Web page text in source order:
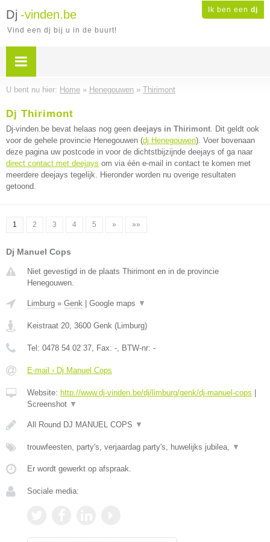
Ik ben een dj
Dj -vinden.be
Vind een dj bij u in de buurt!
U bent nu hier: Home » Henegouwen » Thirimont
Dj Thirimont
Dj-vinden.be bevat helaas nog geen deejays in Thirimont. Dit geldt ook
voor de gehele provincie Henegouwen (dj Henegouwen). Voer bovenaan
deze pagina uw postcode in voor de dichtstbijzijnde deejays of ga naar
direct contact met deejays om via één e-mail in contact te komen met
meerdere deejays tegelijk. Hieronder worden nu overige resultaten
getoond.
1 2 3 4 5 » »»
Dj Manuel Cops
Niet gevestigd in de plaats Thirimont en in de provincie
Henegouwen.
Limburg » Genk Google maps ▼
Keistraat 20, 3600 Genk (Limburg)
Tel: 0478 54 02 37, Fax: -, BTW-nr: -
E-mail › Dj Manuel Cops
Website: http://www.dj-vinden.be/dj/limburg/genk/dj-manuel-cops
Screenshot ▼
All Round DJ MANUEL COPS ▼
trouwfeesten, party's, verjaardag party's, huwelijks jubilea, ▼
Er wordt gewerkt op afspraak.
Sociale media: